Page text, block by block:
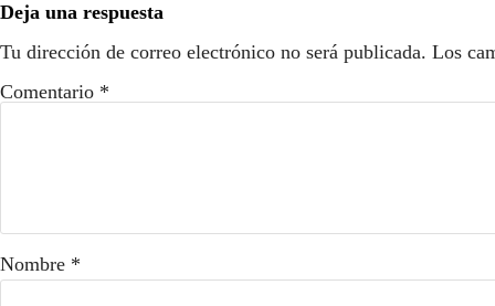
Deja una respuesta
Tu dirección de correo electrónico no será publicada. Los
Comentario *
Nombre *